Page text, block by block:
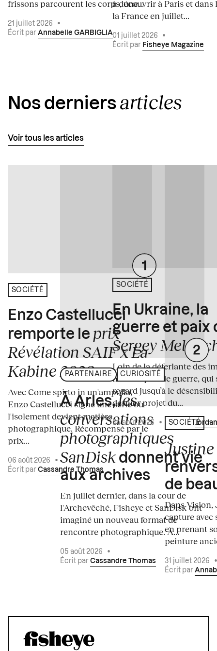
frissons parcourent les corps, une...
21 juillet 2026
•
Écrit par Annabelle GARBIGLIA
à découvrir à Paris et dans
la France en juillet...
01 juillet 2026
•
Écrit par Fisheye Magazine
Nos derniers articles
Voir tous les articles
SOCIÉTÉ
Enzo Castellucci
remporte le prix
Révélation SAIF x La
Kabine 2026
Avec Come spirto in un'ampolla,
Enzo Castellucci signe une série où
l'isolement devient matière
photographique. Récompensé par le
prix...
06 août 2026
•
Écrit par Cassandre Thomas
PARTENAIRE CURIOSITÉ
À Arles,les
conversations
photographiques
SanDisk donnent vie
aux archives
En juillet dernier, dans la cour de
l'Archevêché, Fisheye et SanDisk ont
imaginé un nouveau format de
rencontre photographique. À...
05 août 2026
•
Écrit par Cassandre Thomas
SOCIÉTÉ
En Ukraine, la
guerre et paix
Sergey
Loin de la déferlante des
médiatiques de guerre, qui
regard jusqu’à le
dernier projet du...
04 août 2026 • Écrit par
SOCIÉTÉ
de
Dans
capture avec
en prenant
peinture
31 juillet 2026
Écrit par